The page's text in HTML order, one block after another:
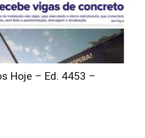
Hoje – Ed. 4453 –